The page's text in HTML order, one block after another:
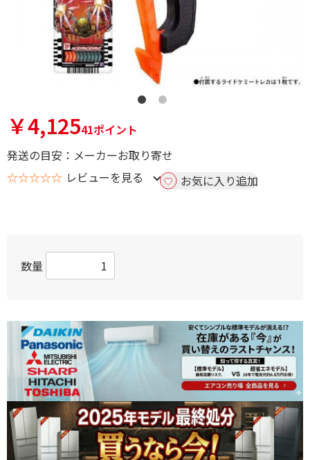
￥4,12541ポイント
発送の目安：メーカーお取り寄せ
☆☆☆☆☆ レビューを見る お気に入り追加
数量